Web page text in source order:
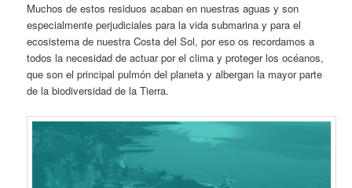
Muchos de estos residuos acaban en nuestras aguas y son
especialmente perjudiciales para la vida submarina y para el
ecosistema de nuestra Costa del Sol, por eso os recordamos a
todos la necesidad de actuar por el clima y proteger los océanos,
que son el principal pulmón del planeta y albergan la mayor parte
de la biodiversidad de la Tierra.